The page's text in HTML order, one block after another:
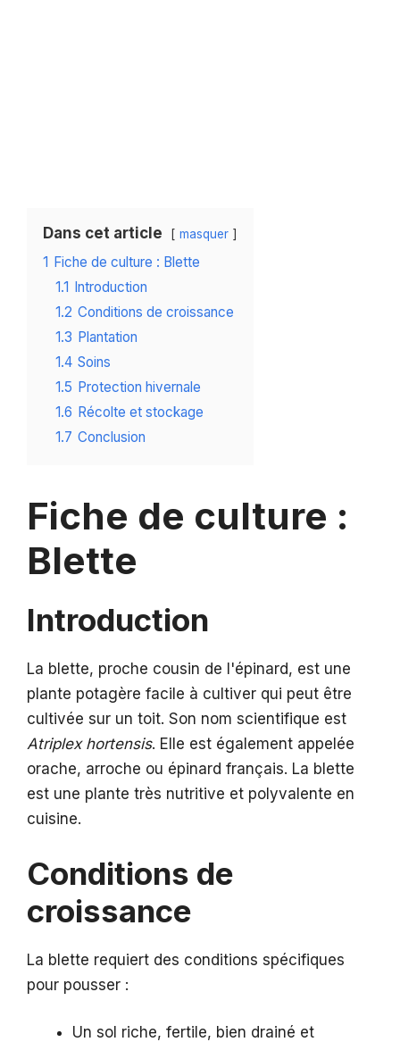
Dans cet article masquer
1 Fiche de culture : Blette
1.1 Introduction
1.2 Conditions de croissance
1.3 Plantation
1.4 Soins
1.5 Protection hivernale
1.6 Récolte et stockage
1.7 Conclusion
Fiche de culture :
Blette
Introduction
La blette, proche cousin de l'épinard, est une
plante potagère facile à cultiver qui peut être
cultivée sur un toit. Son nom scientifique est
Atriplex hortensis. Elle est également appelée
orache, arroche ou épinard français. La blette
est une plante très nutritive et polyvalente en
cuisine.
Conditions de
croissance
La blette requiert des conditions spécifiques
pour pousser :
Un sol riche, fertile, bien drainé et